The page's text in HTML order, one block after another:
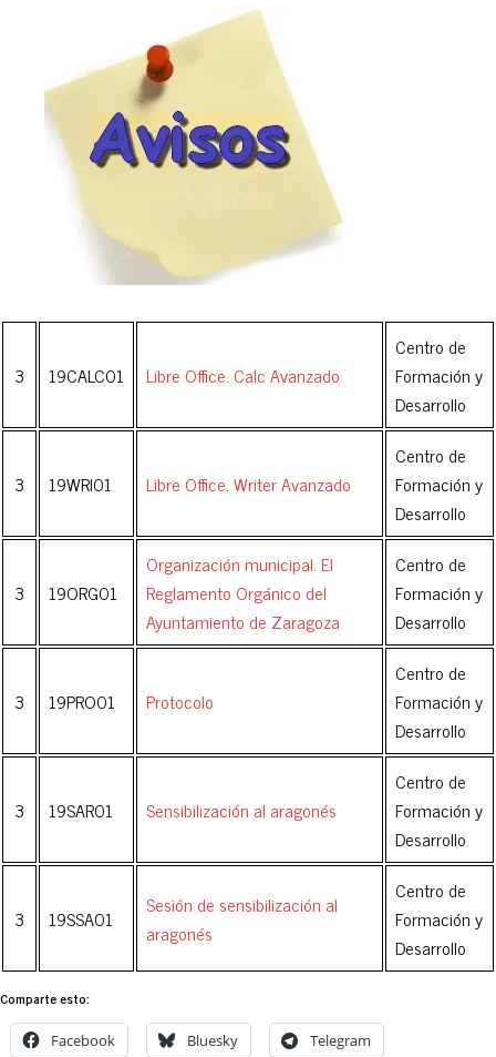
3 19CALC01 Libre Office. Calc Avanzado
Centro de
Formación y
Desarrollo
3 19WRI01 Libre Office. Writer Avanzado
Centro de
Formación y
Desarrollo
3 19ORG01
Organización municipal. El
Reglamento Orgánico del
Ayuntamiento de Zaragoza
Centro de
Formación y
Desarrollo
3 19PRO01 Protocolo
Centro de
Formación y
Desarrollo
3 19SAR01 Sensibilización al aragonés
Centro de
Formación y
Desarrollo
3 19SSA01
Sesión de sensibilización al
aragonés
Centro de
Formación y
Desarrollo
Comparte esto:
Facebook Bluesky Telegram